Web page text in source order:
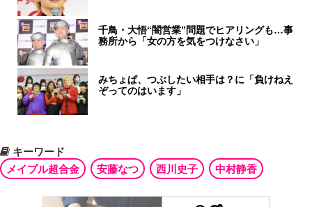
千鳥・大悟“闇営業”問題でヒアリングも…事
務所から「女の方を気をつけなさい」
みちょぱ、つぶしたい相手は？に「負けねえ
ぞってのはいます」
キーワード
メイプル超合金
安藤なつ 西川史子 中村静香